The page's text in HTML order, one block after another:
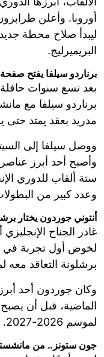
أوروبا. وأعلن
ليبدأ صلاح محطة
البريميرليج.
برناردو سيلفا يفتح
بعد تسع سنوات حافلة
برناردو سيلفا مع
مدريد بعقد يمتد حتى يونيو
وأصبح أحد أبرز
ستة ألقاب للدوري
وعدد كبير من
أنتوني جوردون يختار
غادر الجناح
لخوض أول تجربة في
برشلونة التعاقد معه
وكان جوردون أحد
الماضية، قبل أن
لموسم 2026-2027.
جون ستونز.. من مانشستر